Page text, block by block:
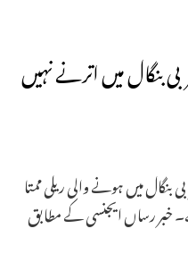
بنگال میں اترنے نہیں
بنگال میں ہونے والی ریلی ممتا
رساں ایجنسی کے مطابق